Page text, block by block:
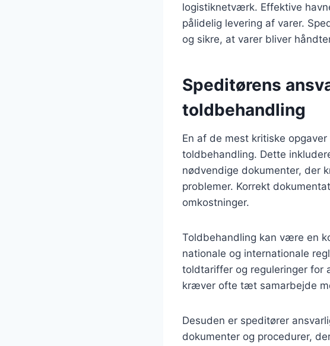
logistiknetværk. Effektive
pålidelig levering af varer.
og sikre, at varer bliver
Speditørens
toldbehandling
En af de mest kritiske
toldbehandling. Dette
nødvendige dokumenter, der
problemer. Korrekt
omkostninger.
Toldbehandling kan være en
nationale og internationale
toldtariffer og reguleringer for
kræver ofte tæt samarbejde
Desuden er speditører
dokumenter og procedurer,